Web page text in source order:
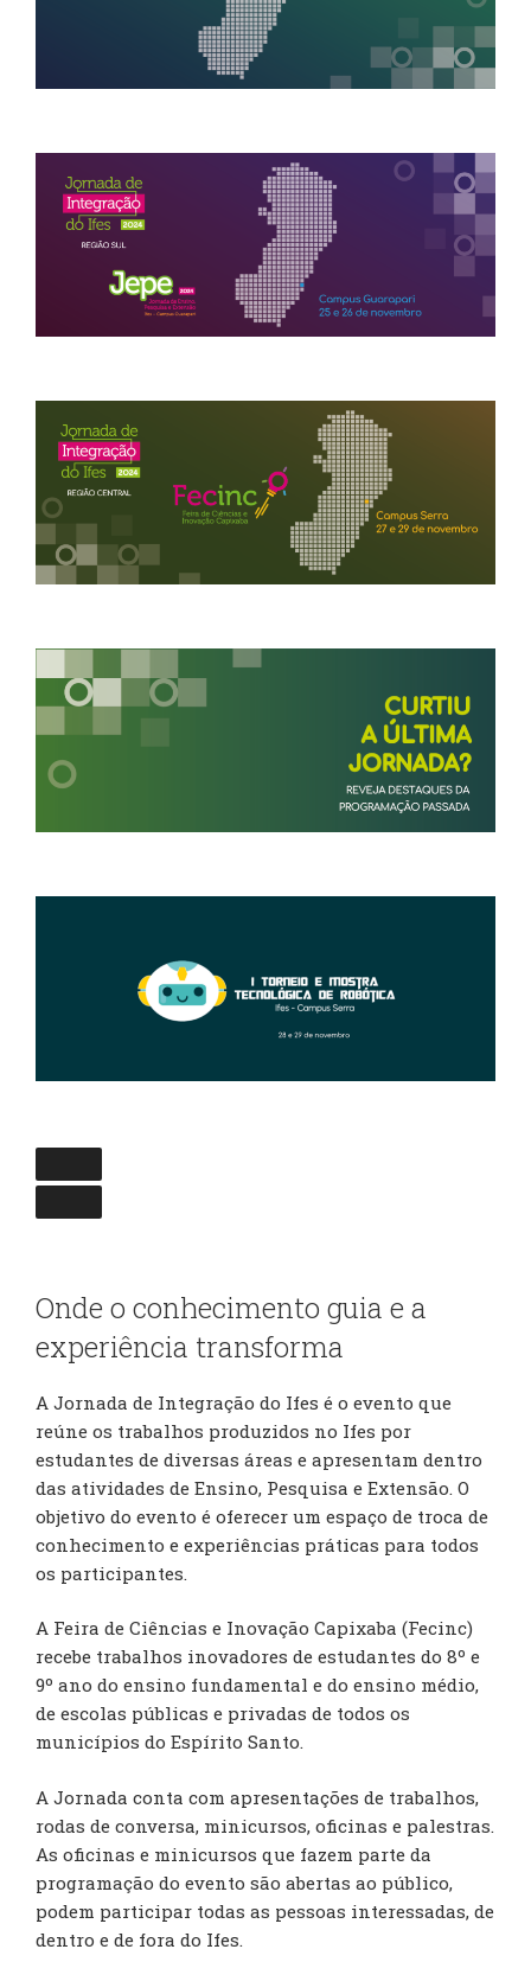
Onde o conhecimento guia e a
experiência transforma
A Jornada de Integração do Ifes é o evento que
reúne os trabalhos produzidos no Ifes por
estudantes de diversas áreas e apresentam dentro
das atividades de Ensino, Pesquisa e Extensão. O
objetivo do evento é oferecer um espaço de troca de
conhecimento e experiências práticas para todos
os participantes.
A Feira de Ciências e Inovação Capixaba (Fecinc)
recebe trabalhos inovadores de estudantes do 8º e
9º ano do ensino fundamental e do ensino médio,
de escolas públicas e privadas de todos os
municípios do Espírito Santo.
A Jornada conta com apresentações de trabalhos,
rodas de conversa, minicursos, oficinas e palestras.
As oficinas e minicursos que fazem parte da
programação do evento são abertas ao público,
podem participar todas as pessoas interessadas, de
dentro e de fora do Ifes.